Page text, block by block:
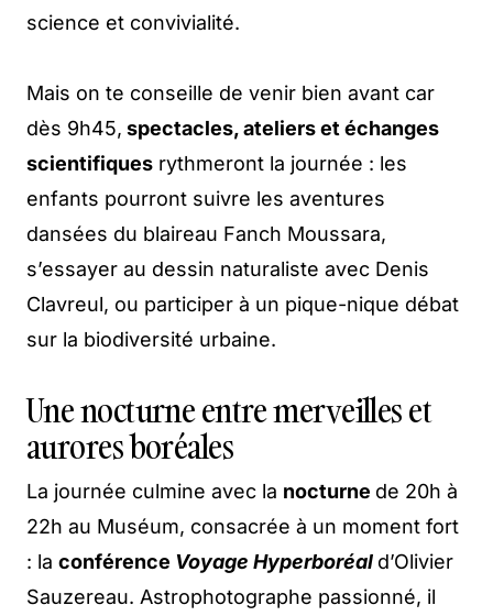
science et convivialité.
Mais on te conseille de venir bien avant car
dès 9h45, spectacles, ateliers et échanges
scientifiques rythmeront la journée : les
enfants pourront suivre les aventures
dansées du blaireau Fanch Moussara,
s’essayer au dessin naturaliste avec Denis
Clavreul, ou participer à un pique-nique débat
sur la biodiversité urbaine.
Une nocturne entre merveilles et
aurores boréales
La journée culmine avec la nocturne de 20h à
22h au Muséum, consacrée à un moment fort
: la conférence Voyage Hyperboréal d’Olivier
Sauzereau. Astrophotographe passionné, il